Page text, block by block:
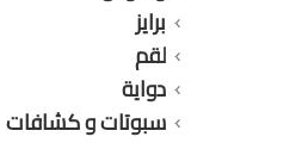
برايز
لقم
دواية
سبوتات و كشافات